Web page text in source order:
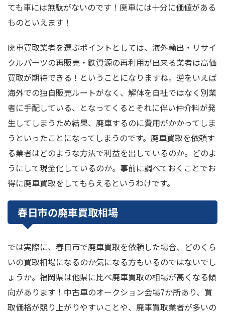
ても車には無駄がないのです！廃車には十分に価値がある
ものといえます！
廃車買取業者を選ぶポイントとしては、海外輸出・リサイ
クルパーツの再販売・鉄資源の再利用が出来る業者は高価
買取が期待できる！ということになりますね。逆をいえば
海外での独自販売ルートがなく、解体を自社ではなく別業
者に手配している、となってくるとそれに伴い仲介料が発
生してしまうため結果、廃車するのに費用がかかってしま
うといったことになってしまうのです。廃車買取を依頼す
る業者はどのような方法で利益を出しているのか。どのよ
うにして現金化しているのか。事前に調べておくことでお
得に廃車買取をしてもらえるというわけです。
春日市の廃車買取相場
では実際に、春日市で廃車買取を依頼した場合、どのくら
いの買取相場になるのか気になる方もいるのではないでし
ょうか。福岡県は他県に比べ廃車買取の相場が高くなる傾
向があります！中古車のオークション会場7か所あり、買
取価格が競り上がりやすいことや、廃車買取業者が多いの